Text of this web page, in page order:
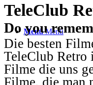
Menü Menü
TeleClub
Do you
Die besten
TeleClub Retro
Filme die uns
Filme, die man